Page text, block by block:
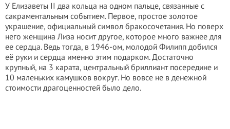
У Елизаветы II два кольца на одном пальце, связанные с
сакраментальным событием. Первое, простое золотое
украшение, официальный символ бракосочетания. Но поверх
него женщина Лиза носит другое, которое много важнее для
ее сердца. Ведь тогда, в 1946-ом, молодой Филипп добился
её руки и сердца именно этим подарком. Достаточно
крупный, на 3 карата, центральный бриллиант посередине и
10 маленьких камушков вокруг. Но вовсе не в денежной
стоимости драгоценностей было дело.